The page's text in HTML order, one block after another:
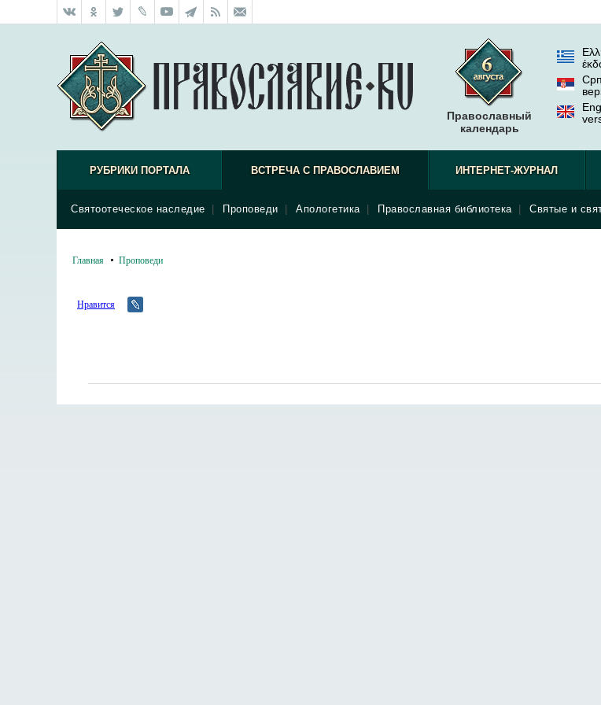
Православный
календарь
РУБРИКИ ПОРТАЛА ВСТРЕЧА С ПРАВОСЛАВИЕМ
Святоотеческое наследие Проповеди Апологетика Православная библиотека Святые и
ИНТЕРНЕТ-ЖУРНАЛ
Главная Проповеди
Нравится